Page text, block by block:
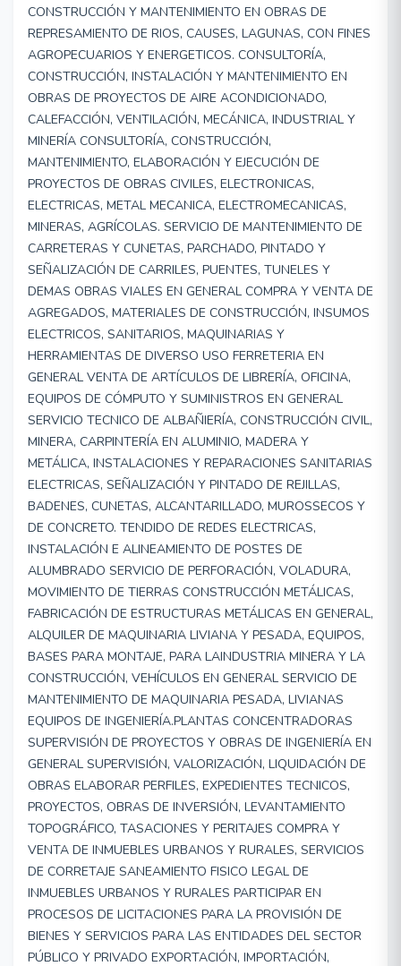
CONSTRUCCIÓN Y MANTENIMIENTO EN OBRAS DE
REPRESAMIENTO DE RIOS, CAUSES, LAGUNAS, CON FINES
AGROPECUARIOS Y ENERGETICOS. CONSULTORÍA,
CONSTRUCCIÓN, INSTALACIÓN Y MANTENIMIENTO EN
OBRAS DE PROYECTOS DE AIRE ACONDICIONADO,
CALEFACCIÓN, VENTILACIÓN, MECÁNICA, INDUSTRIAL Y
MINERÍA CONSULTORÍA, CONSTRUCCIÓN,
MANTENIMIENTO, ELABORACIÓN Y EJECUCIÓN DE
PROYECTOS DE OBRAS CIVILES, ELECTRONICAS,
ELECTRICAS, METAL MECANICA, ELECTROMECANICAS,
MINERAS, AGRÍCOLAS. SERVICIO DE MANTENIMIENTO DE
CARRETERAS Y CUNETAS, PARCHADO, PINTADO Y
SEÑALIZACIÓN DE CARRILES, PUENTES, TUNELES Y
DEMAS OBRAS VIALES EN GENERAL COMPRA Y VENTA DE
AGREGADOS, MATERIALES DE CONSTRUCCIÓN, INSUMOS
ELECTRICOS, SANITARIOS, MAQUINARIAS Y
HERRAMIENTAS DE DIVERSO USO FERRETERIA EN
GENERAL VENTA DE ARTÍCULOS DE LIBRERÍA, OFICINA,
EQUIPOS DE CÓMPUTO Y SUMINISTROS EN GENERAL
SERVICIO TECNICO DE ALBAÑIERÍA, CONSTRUCCIÓN CIVIL,
MINERA, CARPINTERÍA EN ALUMINIO, MADERA Y
METÁLICA, INSTALACIONES Y REPARACIONES SANITARIAS
ELECTRICAS, SEÑALIZACIÓN Y PINTADO DE REJILLAS,
BADENES, CUNETAS, ALCANTARILLADO, MUROSSECOS Y
DE CONCRETO. TENDIDO DE REDES ELECTRICAS,
INSTALACIÓN E ALINEAMIENTO DE POSTES DE
ALUMBRADO SERVICIO DE PERFORACIÓN, VOLADURA,
MOVIMIENTO DE TIERRAS CONSTRUCCIÓN METÁLICAS,
FABRICACIÓN DE ESTRUCTURAS METÁLICAS EN GENERAL,
ALQUILER DE MAQUINARIA LIVIANA Y PESADA, EQUIPOS,
BASES PARA MONTAJE, PARA LAINDUSTRIA MINERA Y LA
CONSTRUCCIÓN, VEHÍCULOS EN GENERAL SERVICIO DE
MANTENIMIENTO DE MAQUINARIA PESADA, LIVIANAS
EQUIPOS DE INGENIERÍA.PLANTAS CONCENTRADORAS
SUPERVISIÓN DE PROYECTOS Y OBRAS DE INGENIERÍA EN
GENERAL SUPERVISIÓN, VALORIZACIÓN, LIQUIDACIÓN DE
OBRAS ELABORAR PERFILES, EXPEDIENTES TECNICOS,
PROYECTOS, OBRAS DE INVERSIÓN, LEVANTAMIENTO
TOPOGRÁFICO, TASACIONES Y PERITAJES COMPRA Y
VENTA DE INMUEBLES URBANOS Y RURALES, SERVICIOS
DE CORRETAJE SANEAMIENTO FISICO LEGAL DE
INMUEBLES URBANOS Y RURALES PARTICIPAR EN
PROCESOS DE LICITACIONES PARA LA PROVISIÓN DE
BIENES Y SERVICIOS PARA LAS ENTIDADES DEL SECTOR
PÚBLICO Y PRIVADO EXPORTACIÓN, IMPORTACIÓN,